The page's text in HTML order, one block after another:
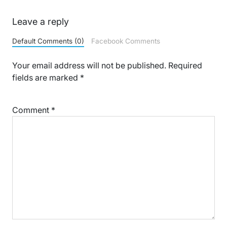
Leave a reply
Default Comments (0) Facebook Comments
Your email address will not be published. Required
fields are marked *
Comment *